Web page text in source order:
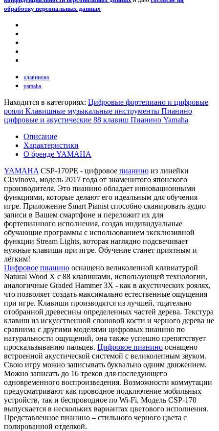
обработку персональных данных
клавинова
yamaha
Находится в категориях: Цифровые фортепиано и цифровые
рояли Клавишные музыкальные инструменты Пианино
цифровые и акустические 88 клавиш Пианино Yamaha
Описание
Характеристики
О бренде YAMAHA
YAMAHA CSP-170PE - цифровое пианино из линейки
Clavinova, модель 2017 года от знаменитого японского
производителя. Это пианино обладает инновационными
функциями, которые делают его идеальным для обучения
игре. Приложение Smart Pianist способно сканировать аудио
записи в Вашем смартфоне и переложит их для
фортепианного исполнения, создав индивидуальные
обучающие программы с использованием эксклюзивной
функции Stream Lights, которая наглядно подсвечивает
нужные клавиши при игре. Обучение станет приятным и
лёгким!
Цифровое пианино оснащено великолепной клавиатурой
Natural Wood X с 88 клавишами, использующей технологии,
аналогичные Graded Hammer 3X - как в акустических роялях,
что позволяет создать максимально естественные ощущения
при игре. Клавиши производятся из лучшей, тщательно
отобранной древесины определенных частей дерева. Текстура
клавиш из искусственной слоновой кости и черного дерева не
сравнима с другими моделями цифровых пианино по
натуральности ощущений, она также успешно препятствует
проскальзыванию пальцев. Цифровое пианино оснащено
встроенной акустической системой с великолепным звуком.
Свою игру можно записывать буквально одним движением.
Можно записать до 16 треков для последующего
одновременного воспроизведения. Возможности коммутации
предусматривают как проводное подключение мобильных
устройств, так и беспроводное по Wi-Fi. Модель CSP-170
выпускается в нескольких вариантах цветового исполнения.
Представленное пианино – стильного черного цвета с
полированной отделкой.